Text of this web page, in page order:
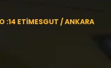
:14 ETİMESGUT / ANKARA